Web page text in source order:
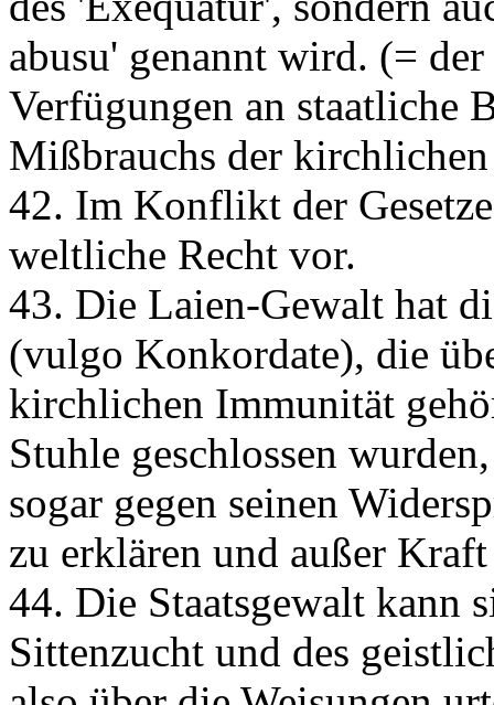
abusu' genannt wird. (=
Verfügungen an staatliche
Mißbrauchs der
42. Im Konflikt der
weltliche Recht vor.
43. Die Laien-Gewalt hat
(vulgo Konkordate), die
kirchlichen Immunität
Stuhle geschlossen
sogar gegen seinen
zu erklären und außer Kraft
44. Die Staatsgewalt kann
Sittenzucht und des